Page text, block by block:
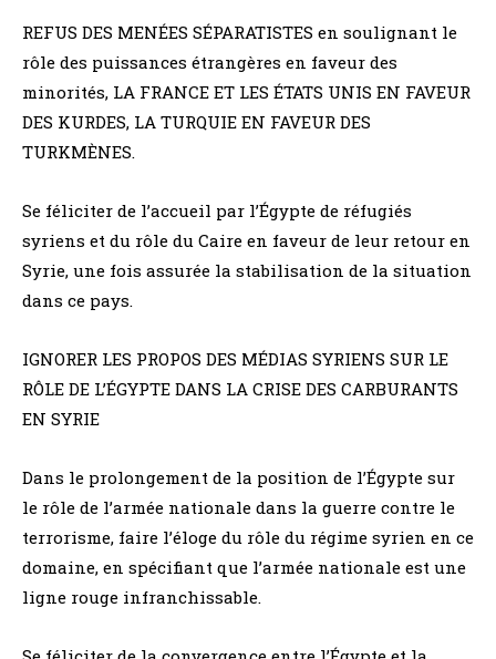
REFUS DES MENÉES SÉPARATISTES en soulignant le
rôle des puissances étrangères en faveur des
minorités, LA FRANCE ET LES ÉTATS UNIS EN FAVEUR
DES KURDES, LA TURQUIE EN FAVEUR DES
TURKMÈNES.
Se féliciter de l’accueil par l’Égypte de réfugiés
syriens et du rôle du Caire en faveur de leur retour en
Syrie, une fois assurée la stabilisation de la situation
dans ce pays.
IGNORER LES PROPOS DES MÉDIAS SYRIENS SUR LE
RÔLE DE L’ÉGYPTE DANS LA CRISE DES CARBURANTS
EN SYRIE
Dans le prolongement de la position de l’Égypte sur
le rôle de l’armée nationale dans la guerre contre le
terrorisme, faire l’éloge du rôle du régime syrien en ce
domaine, en spécifiant que l’armée nationale est une
ligne rouge infranchissable.